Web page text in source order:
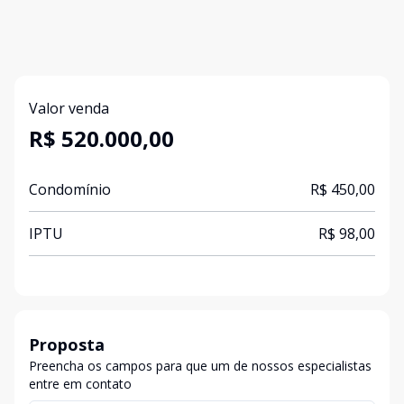
Valor venda
R$ 520.000,00
Condomínio R$ 450,00
IPTU R$ 98,00
Proposta
Preencha os campos para que um de nossos especialistas
entre em contato